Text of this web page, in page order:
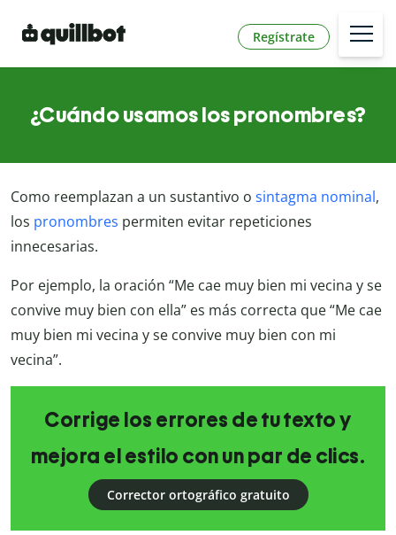
Regístrate
¿Cuándo usamos los pronombres?
Como reemplazan a un sustantivo o sintagma nominal,
los pronombres permiten evitar repeticiones
innecesarias.
Por ejemplo, la oración “Me cae muy bien mi vecina y se
convive muy bien con ella” es más correcta que “Me cae
muy bien mi vecina y se convive muy bien con mi
vecina”.
Corrige los errores de tu texto y
mejora el estilo con un par de clics.
Corrector ortográfico gratuito